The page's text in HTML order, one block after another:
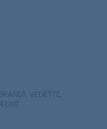
VEDETTE,
...